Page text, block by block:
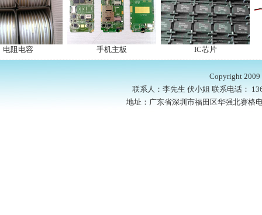
阻电容 手机主板 IC芯片
Copyright
联系人：李先生 伏小姐 联系电话：
地址：广东省深圳市福田区华强北赛格